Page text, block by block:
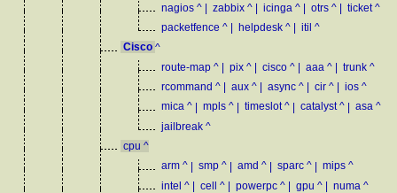
nagios ^ | zabbix ^ | icinga ^ | otrs ^ | ticket ^
packetfence ^ | helpdesk ^ | itil ^
Cisco ^
route-map ^ | pix ^ | cisco ^ | aaa ^ | trunk ^
rcommand ^ | aux ^ | async ^ | cir ^ | ios ^
mica ^ | mpls ^ | timeslot ^ | catalyst ^ | asa ^
jailbreak ^
cpu ^
arm ^ | smp ^ | amd ^ | sparc ^ | mips ^
intel ^ | cell ^ | powerpc ^ | gpu ^ | numa ^